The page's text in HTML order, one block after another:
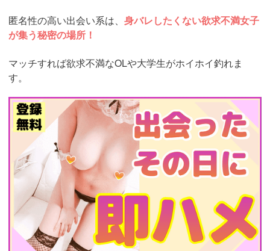
匿名性の高い出会い系は、 身バレしたくない欲求不満女子
が集う秘密の場所！
マッチすれば欲求不満なOLや大学生がホイホイ釣れま
す。
https://pcmax.jp/lp/?
ad_id=rm327007